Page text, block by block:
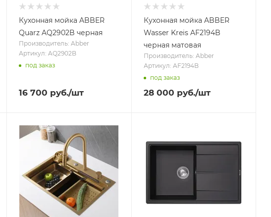
Кухонная мойка ABBER
Quarz AQ2902B черная
Производитель: Abber
Артикул: AQ2902B
под заказ
16 700 руб./шт
Кухонная мойка ABBER
Wasser Kreis AF2194B
черная матовая
Производитель: Abber
Артикул: AF2194B
под заказ
28 000 руб./шт